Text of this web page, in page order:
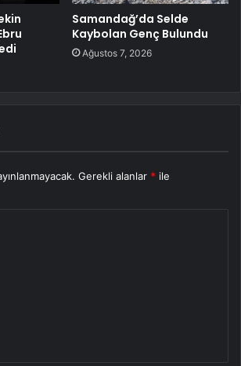
Samandağ’da Selde
Kaybolan Genç Bulundu
Ağustos 7, 2026
Gerekli alanlar * ile